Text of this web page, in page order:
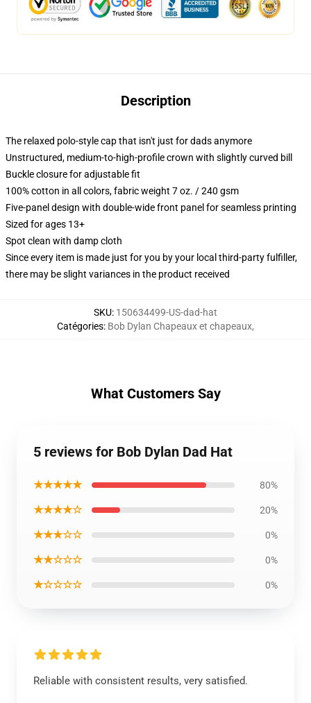
Description
The relaxed polo-style cap that isn't just for dads anymore
Unstructured, medium-to-high-profile crown with slightly curved bill
Buckle closure for adjustable fit
100% cotton in all colors, fabric weight 7 oz. / 240 gsm
Five-panel design with double-wide front panel for seamless printing
Sized for ages 13+
Spot clean with damp cloth
Since every item is made just for you by your local third-party fulfiller,
there may be slight variances in the product received
SKU: 150634499-US-dad-hat
Catégories: Bob Dylan Chapeaux et chapeaux,
What Customers Say
5 reviews for Bob Dylan Dad Hat
★★★★★ 80%
★★★★☆ 20%
★★★☆☆ 0%
★★☆☆☆ 0%
★☆☆☆☆ 0%
Reliable with consistent results, very satisfied.